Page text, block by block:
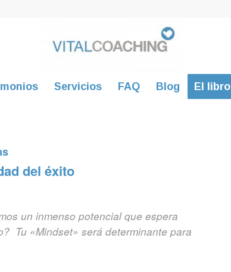
Servicios FAQ Blog El libro
del éxito
un inmenso potencial que espera
Tu «Mindset» será determinante para